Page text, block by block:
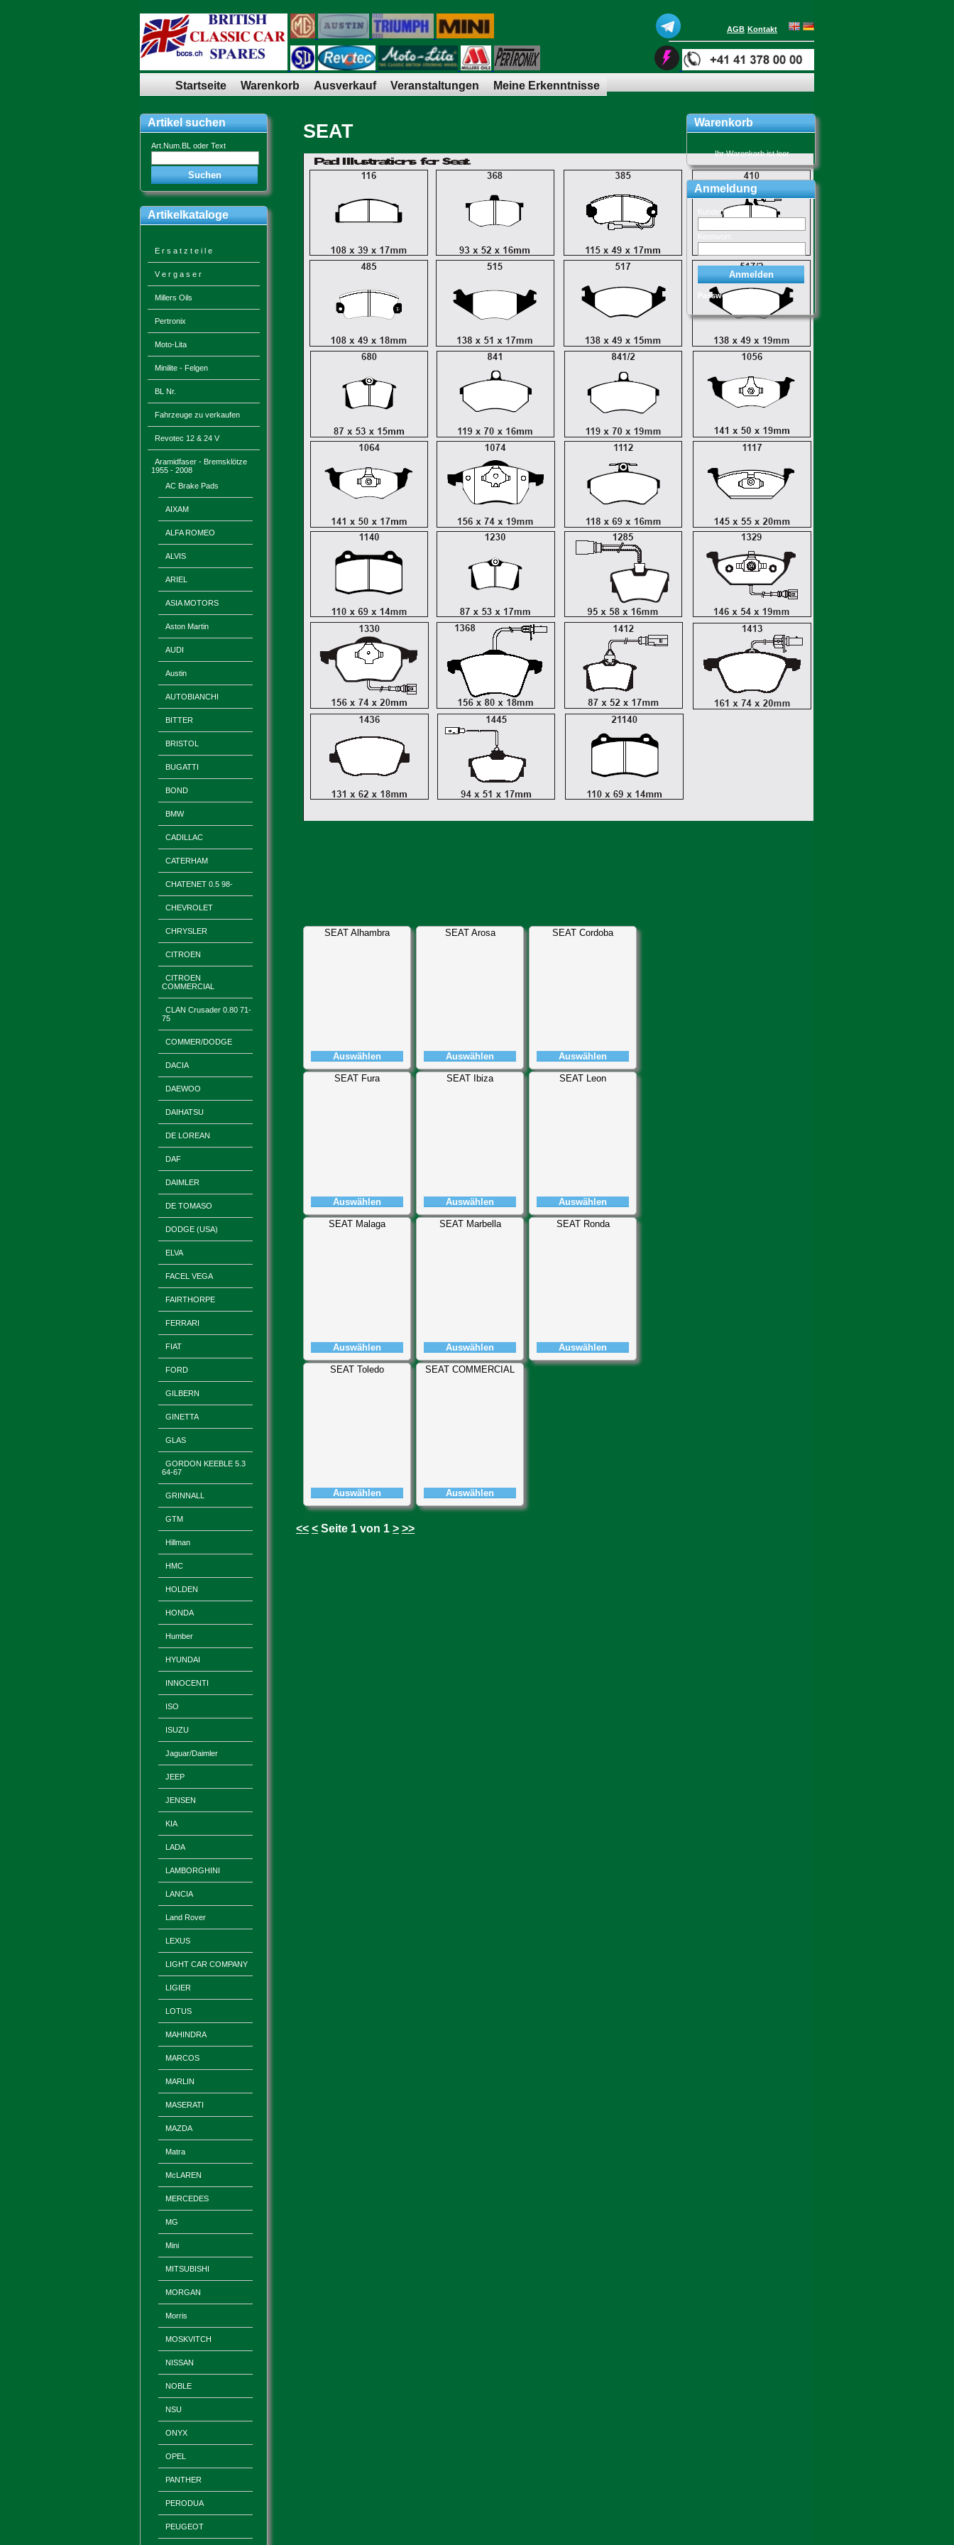
SEAT
SEAT Alhambra
Auswählen
SEAT Arosa
Auswählen
SEAT Cordoba
Auswählen
SEAT Fura
Auswählen
SEAT Ibiza
Auswählen
SEAT Leon
Auswählen
SEAT Malaga
Auswählen
SEAT Marbella
Auswählen
SEAT Ronda
Auswählen
SEAT Toledo
Auswählen
SEAT COMMERCIAL
Auswählen
<< < Seite 1 von 1 > >>
Artikel suchen
Art.Num.BL oder Text
Artikelkataloge
E r s a t z t e i l e
V e r g a s e r
Millers Oils
Pertronix
Moto-Lita
Minilite - Felgen
BL Nr.
Fahrzeuge zu verkaufen
Revotec 12 & 24 V
Aramidfaser - Bremsklötze
1955 - 2008
AC Brake Pads
AIXAM
ALFA ROMEO
ALVIS
ARIEL
ASIA MOTORS
Aston Martin
AUDI
Austin
AUTOBIANCHI
BITTER
BRISTOL
BUGATTI
BOND
BMW
CADILLAC
CATERHAM
CHATENET 0.5 98-
CHEVROLET
CHRYSLER
CITROEN
CITROEN
COMMERCIAL
CLAN Crusader 0.80 71-
75
COMMER/DODGE
DACIA
DAEWOO
DAIHATSU
DE LOREAN
DAF
DAIMLER
DE TOMASO
DODGE (USA)
ELVA
FACEL VEGA
FAIRTHORPE
FERRARI
FIAT
FORD
GILBERN
GINETTA
GLAS
GORDON KEEBLE 5.3
64-67
GRINNALL
GTM
Hillman
HMC
HOLDEN
HONDA
Humber
HYUNDAI
INNOCENTI
ISO
ISUZU
Jaguar/Daimler
JEEP
JENSEN
KIA
LADA
LAMBORGHINI
LANCIA
Land Rover
LEXUS
LIGHT CAR COMPANY
LIGIER
LOTUS
MAHINDRA
MARCOS
MARLIN
MASERATI
MAZDA
Matra
McLAREN
MERCEDES
MG
Mini
MITSUBISHI
MORGAN
Morris
MOSKVITCH
NISSAN
NOBLE
NSU
ONYX
OPEL
PANTHER
PERODUA
PEUGEOT
Warenkorb
Ihr Warenkorb ist leer
Anmeldung
Kundennr
Passwort ändern:
AGB Kontakt
Startseite Warenkorb Ausverkauf Veranstaltungen Meine Erkenntnisse